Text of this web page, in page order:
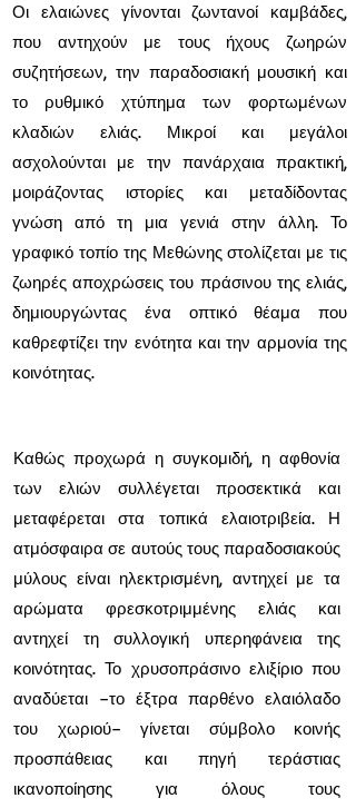
Οι ελαιώνες γίνονται ζωντανοί καμβάδες,
που αντηχούν με τους ήχους ζωηρών
συζητήσεων, την παραδοσιακή μουσική και
το ρυθμικό χτύπημα των φορτωμένων
κλαδιών ελιάς. Μικροί και μεγάλοι
ασχολούνται με την πανάρχαια πρακτική,
μοιράζοντας ιστορίες και μεταδίδοντας
γνώση από τη μια γενιά στην άλλη. Το
γραφικό τοπίο της Μεθώνης στολίζεται με τις
ζωηρές αποχρώσεις του πράσινου της ελιάς,
δημιουργώντας ένα οπτικό θέαμα που
καθρεφτίζει την ενότητα και την αρμονία της
κοινότητας.
Καθώς προχωρά η συγκομιδή, η αφθονία
των ελιών συλλέγεται προσεκτικά και
μεταφέρεται στα τοπικά ελαιοτριβεία. Η
ατμόσφαιρα σε αυτούς τους παραδοσιακούς
μύλους είναι ηλεκτρισμένη, αντηχεί με τα
αρώματα φρεσκοτριμμένης ελιάς και
αντηχεί τη συλλογική υπερηφάνεια της
κοινότητας. Το χρυσοπράσινο ελιξίριο που
αναδύεται –το έξτρα παρθένο ελαιόλαδο
του χωριού– γίνεται σύμβολο κοινής
προσπάθειας και πηγή τεράστιας
ικανοποίησης για όλους τους